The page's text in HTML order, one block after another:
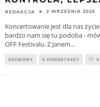
REDAKCJA 2 WRZEŚNIA 2025
Koncertowanie jest dla nas
bardzo nam się tu podoba -
OFF Festivalu. Z Janem...
ROZMOWY 0 KOMENTARZY 0